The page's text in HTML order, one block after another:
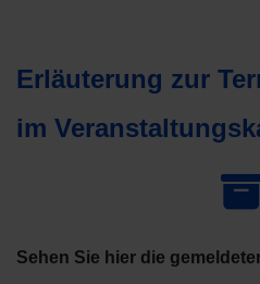
Erläuterung zur
im
Sehen Sie hier die